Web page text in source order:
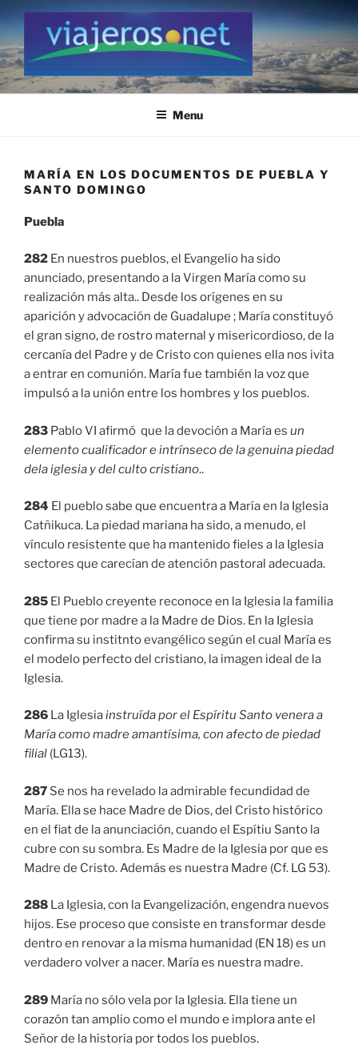
to
content
VIAJEROS.NET
Viajeros.net / Personal Site
Menu
MARÍA EN LOS DOCUMENTOS DE PUEBLA Y
SANTO DOMINGO
Puebla
282 En nuestros pueblos, el Evangelio ha sido
anunciado, presentando a la Virgen María como su
realización más alta.. Desde los orígenes en su
aparición y advocación de Guadalupe ; María constituyó
el gran signo, de rostro maternal y misericordioso, de la
cercanía del Padre y de Cristo con quienes ella nos ivita
a entrar en comunión. María fue también la voz que
impulsó a la unión entre los hombres y los pueblos.
283 Pablo VI afirmó que la devoción a María es un
elemento cualificador e intrínseco de la genuina piedad
dela iglesia y del culto cristiano..
284 El pueblo sabe que encuentra a María en la Iglesia
Catñikuca. La piedad mariana ha sido, a menudo, el
vínculo resistente que ha mantenido fieles a la Iglesia
sectores que carecían de atención pastoral adecuada.
285 El Pueblo creyente reconoce en la Iglesia la familia
que tiene por madre a la Madre de Dios. En la Iglesia
confirma su institnto evangélico según el cual María es
el modelo perfecto del cristiano, la imagen ideal de la
Iglesia.
286 La Iglesiainstruída por el Espíritu Santo venera a
María como madre amantísima, con afecto de piedad
filial (LG13).
287 Se nos ha revelado la admirable fecundidad de
María. Ella se hace Madre de Dios, del Cristo histórico
en el fiat de la anunciación, cuando el Espítiu Santo la
cubre con su sombra. Es Madre de la Iglesia por que es
Madre de Cristo. Además es nuestra Madre (Cf. LG 53).
288 La Iglesia, con la Evangelización, engendra nuevos
hijos. Ese proceso que consiste en transformar desde
dentro en renovar a la misma humanidad (EN 18) es un
verdadero volver a nacer. María es nuestra madre.
289 María no sólo vela por la Iglesia. Ella tiene un
corazón tan amplio como el mundo e implora ante el
Señor de la historia por todos los pueblos.